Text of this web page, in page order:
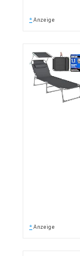
* Anzeige
* Anzeige